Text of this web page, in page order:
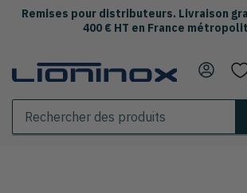
Remises pour distributeurs. Livraison
400 € HT en France
Rechercher
Se